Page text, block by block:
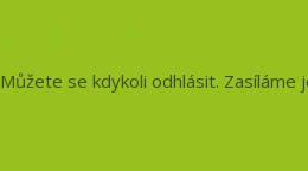
Můžete se kdykoli odhlásit. Zasíláme